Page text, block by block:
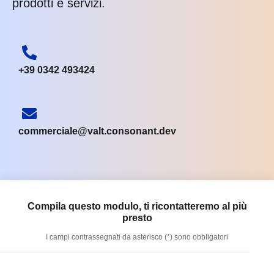
prodotti e servizi.
+39 0342 493424
commerciale@valt.consonant.dev
Compila questo modulo, ti ricontatteremo al più
presto
I campi contrassegnati da asterisco (*) sono obbligatori